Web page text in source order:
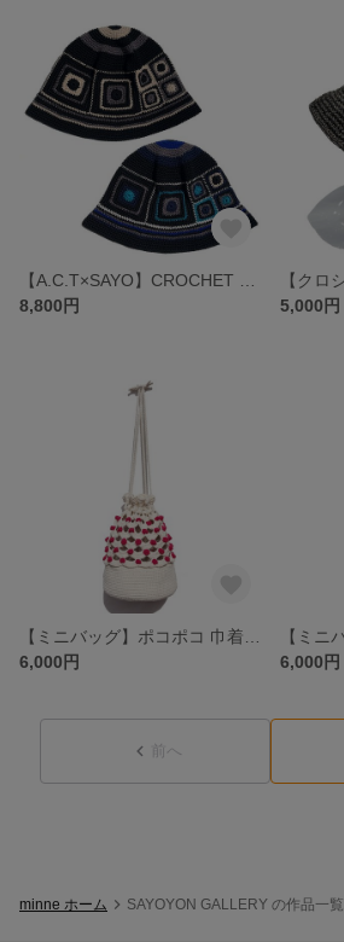
8,800円
5,000円
6,000円
6,000円
前へ
minne ホーム SAYOYON GALLERY の作品一覧